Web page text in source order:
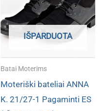
IŠPARDUOTA
Batai Moterims
Moteriški bateliai ANNA
K. 21/27-1 Pagaminti ES